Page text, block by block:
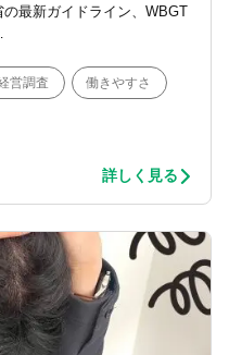
最新ガイドライン、WBGT
営調査 働きやすさ
詳しく見る